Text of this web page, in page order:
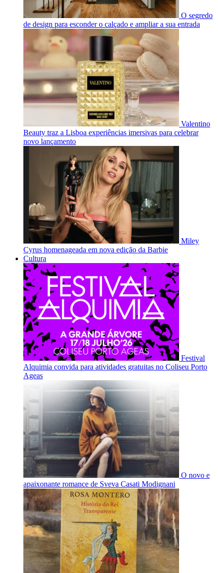
O segredo
de design para esconder o calçado e ampliar a sua entrada
Valentino
Beauty traz a Lisboa experiências imersivas para celebrar
novo lançamento
Miley
Cyrus homenageada em nova edição da Barbie
Cultura
Festival
Alquimia convida para atividades gratuitas no Coliseu Porto
Ageas
O novo e
apaixonante romance de Sveva Casati Modignani